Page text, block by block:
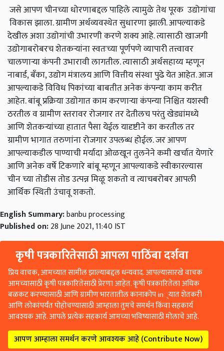
जसे आपण चीनच्या धोरणाबद्दल पाहिले त्यामुळे तेथ पूरक उद्योगांचा
विकास झाला. ग्रामीण अर्थव्यवस्थेत सुधारणा झाली. आपल्याकडे
देखील अशा उद्योगांची उभारणी करणे शक्य आहे. त्यासाठी खाजगी
उद्योगाबरोबरच शेतकऱ्यांना स्वतःच्या पूर्णपणे व्यापारी तत्त्वावर
चालणाऱ्या कंपनी उभारावी लागतील. त्यासाठी अर्थसहाय्य म्हणून
नाबार्ड, बँका, उद्योग मंत्रालय आणि वित्तीय संस्था पुढे येत आहेत. आज
आपल्याकडे विविध पिकांच्या बाबतीत अनेक कंपन्या काम करीत
आहेत. बांबू प्रक्रिया उद्योगात काम करणाऱ्या कंपन्या निश्चित यशस्वी
ठरतील व ग्रामीण स्तरावर रोजगार तर देतीलच परंतु खेड्यांमध्ये
आणि शेतकऱ्यांच्या हातात पैसा येईल यादृष्टीने का करतील तर
ग्रामीण भागात तरुणांना रोजगार उपलब्ध होईल. जर आपण
आपल्याकडील पाण्याची मर्यादा ओळखून तुलनेने कमी खर्चात येणारे
आणि अनेक वर्षे टिकणारे बांबू म्हणून आपल्याकडे स्वीकारल्यास
चीन च्या तोडीस तोड उत्पन्न मिळू शकतो व त्याचबरोबर आपली
आर्थिक स्थिती उंचावू शकतो.
English Summary:banbu processing
Published on:28 June 2021, 11:40 IST
कृषी पत्रकारितेसाठी आपला पाठिंबा दर्शवा
प्रिय वाचक, आमच्यात सामील झाल्याबद्दल धन्यवाद. आपल्यासारखे वाचक
आमच्यासाठी कृषी पत्रकारितेसाठी प्रेरणा आहेत. कृषी पत्रकारितेला अधिक
बळकट करण्यासाठी आणि ग्रामीण भारतातील कानाकोप in्यात शेतकरी
आणि लोकांपर्यंत पोहोचण्यासाठी आम्हाला तुमचे समर्थन किंवा सहकार्य
आवश्यक आहे. आपले प्रत्येक सहकार्य आमच्या भविष्यासाठी मोलाचे आहे.
आपण आम्हाला समर्थन करणे आवश्यक आहे (Contribute Now)